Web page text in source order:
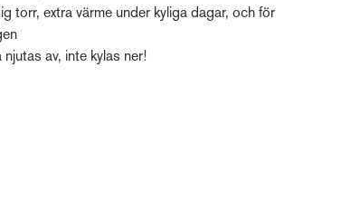
torr, extra värme under kyliga dagar, och för
av, inte kylas ner!